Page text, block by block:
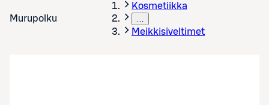
Murupolku
Kosmetiikka
…
Meikkisiveltimet